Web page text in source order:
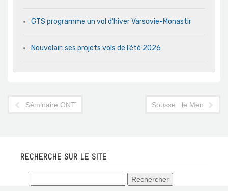
GTS programme un vol d’hiver Varsovie-Monastir
Nouvelair: ses projets vols de l’été 2026
Séminaire ONTT : les journalistes indésirablesSousse : le Menchia
RECHERCHE SUR LE SITE